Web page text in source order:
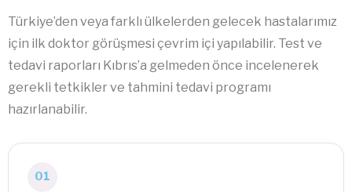
Türkiye’den veya farklı ülkelerden gelecek hastalarımız
için ilk doktor görüşmesi çevrim içi yapılabilir. Test ve
tedavi raporları Kıbrıs’a gelmeden önce incelenerek
gerekli tetkikler ve tahmini tedavi programı
hazırlanabilir.
01